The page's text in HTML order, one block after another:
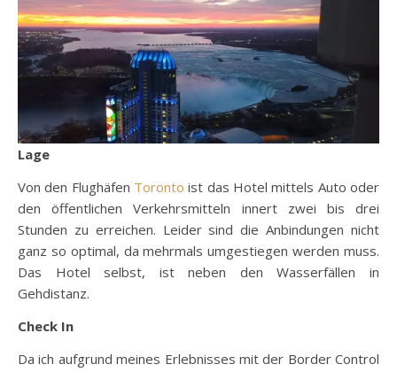
Lage
Von den Flughäfen Toronto ist das Hotel mittels Auto oder
den öffentlichen Verkehrsmitteln innert zwei bis drei
Stunden zu erreichen. Leider sind die Anbindungen nicht
ganz so optimal, da mehrmals umgestiegen werden muss.
Das Hotel selbst, ist neben den Wasserfällen in
Gehdistanz.
Check In
Da ich aufgrund meines Erlebnisses mit der Border Control